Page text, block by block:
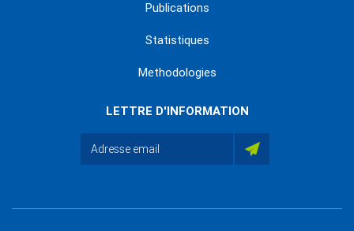
Publications
Statistiques
Methodologies
LETTRE D'INFORMATION